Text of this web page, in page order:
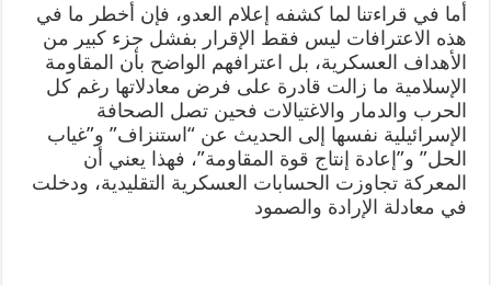
أما في قراءتنا لما كشفه إعلام العدو، فإن أخطر ما في
هذه الاعترافات ليس فقط الإقرار بفشل جزء كبير من
الأهداف العسكرية، بل اعترافهم الواضح بأن المقاومة
الإسلامية ما زالت قادرة على فرض معادلاتها رغم كل
الحرب والدمار والاغتيالات فحين تصل الصحافة
الإسرائيلية نفسها إلى الحديث عن “استنزاف” و”غياب
الحل” و”إعادة إنتاج قوة المقاومة”، فهذا يعني أن
المعركة تجاوزت الحسابات العسكرية التقليدية، ودخلت
في معادلة الإرادة والصمود